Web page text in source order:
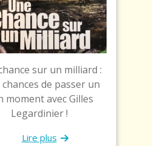
sur un milliard :
de passer un
moment avec Gilles
Legardinier !
Lire plus